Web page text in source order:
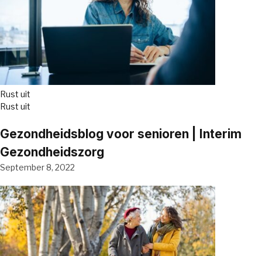
Rust uit
Rust uit
Gezondheidsblog voor senioren | Interim
Gezondheidszorg
September 8, 2022